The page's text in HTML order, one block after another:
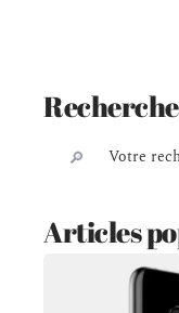
Recherche
Articles